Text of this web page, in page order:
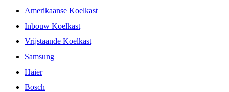
Amerikaanse Koelkast
Inbouw Koelkast
Vrijstaande Koelkast
Samsung
Haier
Bosch